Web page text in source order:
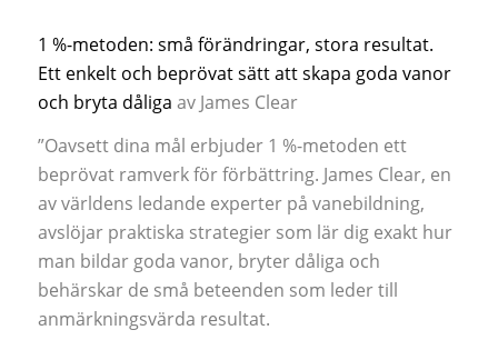
1 %-metoden: små förändringar, stora resultat.
Ett enkelt och beprövat sätt att skapa goda vanor
och bryta dåliga av James Clear
”Oavsett dina mål erbjuder 1 %-metoden ett
beprövat ramverk för förbättring. James Clear, en
av världens ledande experter på vanebildning,
avslöjar praktiska strategier som lär dig exakt hur
man bildar goda vanor, bryter dåliga och
behärskar de små beteenden som leder till
anmärkningsvärda resultat.